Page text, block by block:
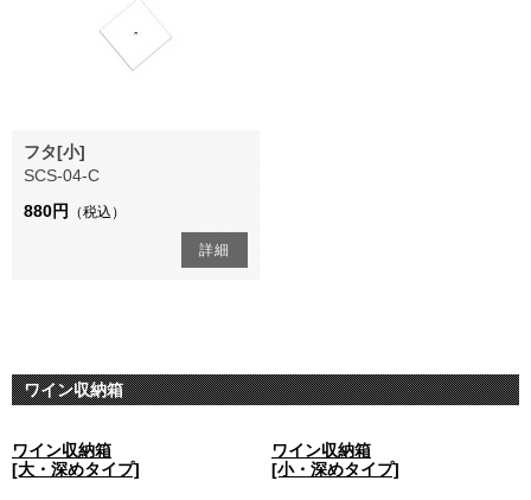
フタ[小]
SCS-04-C
880円
（税込）
詳細
ワイン収納箱
ワイン収納箱
[大・深めタイプ]
ワイン収納箱
[小・深めタイプ]